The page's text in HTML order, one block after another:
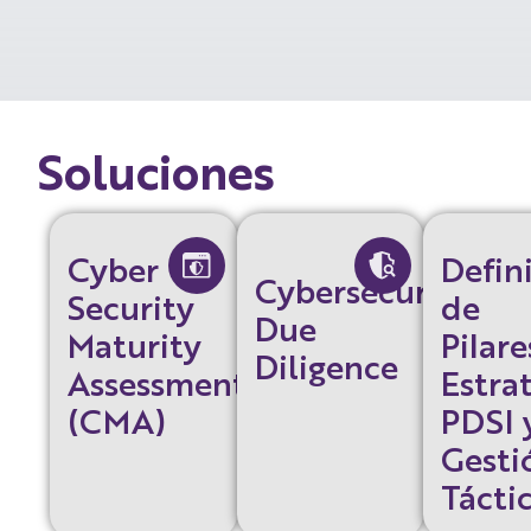
Soluciones
Cyber
Security
Maturity
Assessment
(CMA)
Cybersecurity
Due
Diligence
de
PDSI